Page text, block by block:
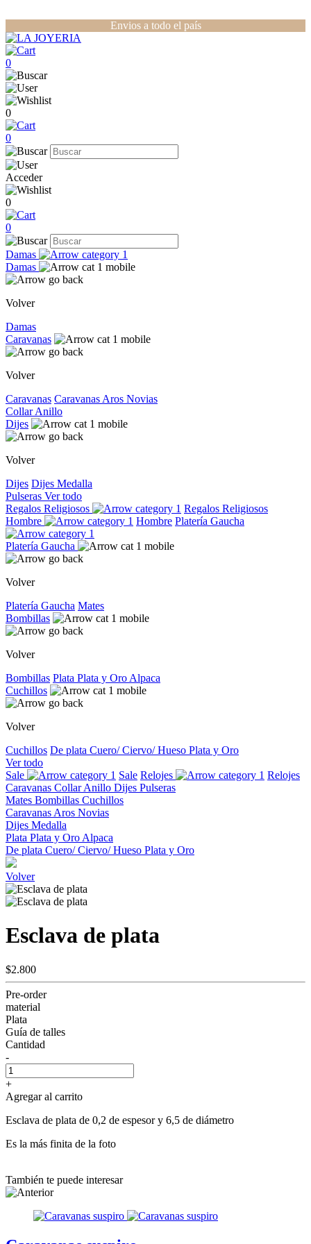
Envios a todo el país
0
0
0
Acceder
0
0
Damas
Damas
Volver
Damas
Caravanas
Volver
Caravanas Caravanas Aros Novias
CollarAnillo
Dijes
Volver
Dijes Dijes Medalla
Pulseras Ver todo
Regalos Religiosos
Regalos Religiosos
Hombre
Hombre Platería Gaucha
Platería Gaucha
Volver
Platería Gaucha Mates
Bombillas
Volver
Bombillas Plata Plata y Oro Alpaca
Cuchillos
Volver
Cuchillos De plata Cuero/ Ciervo/ Hueso Plata y Oro
Ver todo
Sale
Sale Relojes
Relojes
Caravanas CollarAnillo Dijes Pulseras
Mates Bombillas Cuchillos
Caravanas Aros Novias
Dijes Medalla
Plata Plata y Oro Alpaca
De plata Cuero/ Ciervo/ Hueso Plata y Oro
Volver
Esclava de plata
$2.800
Pre-order
material
Plata
Guía de talles
Cantidad
-
+
Agregar al carrito
Esclava de plata de 0,2 de espesor y 6,5 de diámetro
Es la más finita de la foto
También te puede interesar